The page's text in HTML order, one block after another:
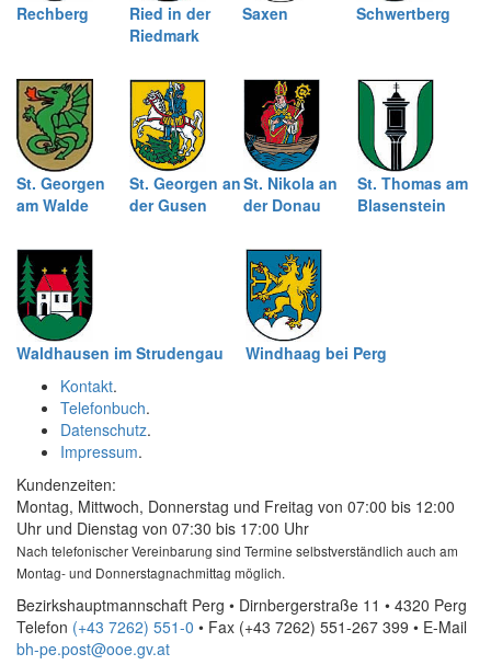
Rechberg
Ried in der
Riedmark
Saxen Schwertberg
St. Georgen
am Walde
St. Georgen an
der Gusen
St. Nikola an
der Donau
St. Thomas am
Blasenstein
Waldhausen im Strudengau
Windhaag bei Perg
Kontakt.
Telefonbuch.
Datenschutz.
Impressum.
Kundenzeiten:
Montag, Mittwoch, Donnerstag und Freitag von 07:00 bis 12:00
Uhr und Dienstag von 07:30 bis 17:00 Uhr
Nach telefonischer Vereinbarung sind Termine selbstverständlich auch am
Montag- und Donnerstagnachmittag möglich.
Bezirkshauptmannschaft Perg • Dirnbergerstraße 11 • 4320 Perg
Telefon (+43 7262) 551-0 • Fax (+43 7262) 551-267 399 • E-Mail
bh-pe.post@ooe.gv.at